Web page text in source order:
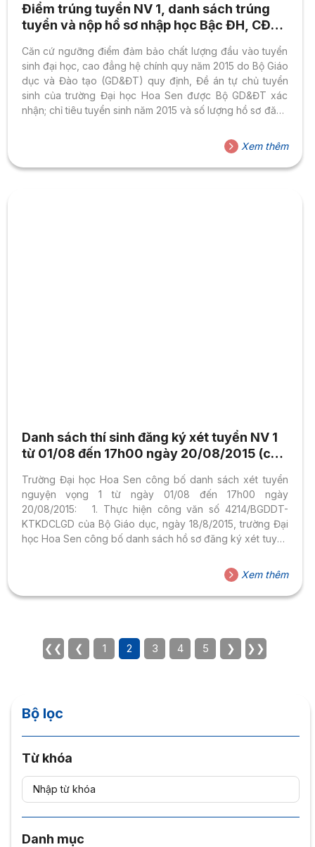
Điểm trúng tuyển NV 1, danh sách trúng
tuyển và nộp hồ sơ nhập học Bậc ĐH, CĐ
Căn cứ ngưỡng điểm đảm bảo chất lượng đầu vào tuyển
sinh đại học, cao đẳng hệ chính quy năm 2015 do Bộ Giáo
dục và Đào tạo (GD&ĐT) quy định, Đề án tự chủ tuyển
sinh của trường Đại học Hoa Sen được Bộ GD&ĐT xác
nhận; chỉ tiêu tuyển sinh năm 2015 và số lượng hồ sơ đăng
học Hoa Sen quyết định điểm trúng tuyển nguyện vọng 1
của các phương thức tuyển sinh đại học, cao đẳng hệ
chính quy đối với thí sinh phổ...
Xem thêm
Danh sách thí sinh đăng ký xét tuyển NV 1
từ 01/08 đến 17h00 ngày 20/08/2015 (cập
Trường Đại học Hoa Sen công bố danh sách xét tuyển
nguyện vọng 1 từ ngày 01/08 đến 17h00 ngày
20/08/2015: 1. Thực hiện công văn số 4214/BGDDT-
KTKDCLGD của Bộ Giáo dục, ngày 18/8/2015, trường Đại
học Hoa Sen công bố danh sách hồ sơ đăng ký xét tuyển
sách: vui lòng xem TẠI ĐÂY 2. Danh sách hồ sơ đăng ký
xét tuyển nguyện vọng 1 – đợt 2 theo phương thức 3, 4, 5
Chi tiết danh sách: vui lòng xem TẠI ĐÂY Lưu...
Xem thêm
❮❮ ❮ 1 2 3 4 5 ❯ ❯❯
Bộ lọc
Từ khóa
Danh mục